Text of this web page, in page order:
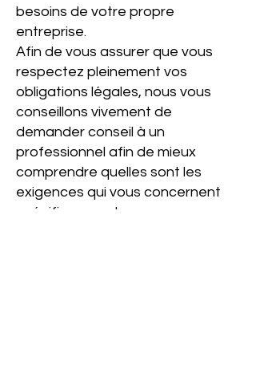
besoins de votre propre
entreprise.
Afin de vous assurer que vous
respectez pleinement vos
obligations légales, nous vous
conseillons vivement de
demander conseil à un
professionnel afin de mieux
comprendre quelles sont les
exigences qui vous concernent
spécifiquement.